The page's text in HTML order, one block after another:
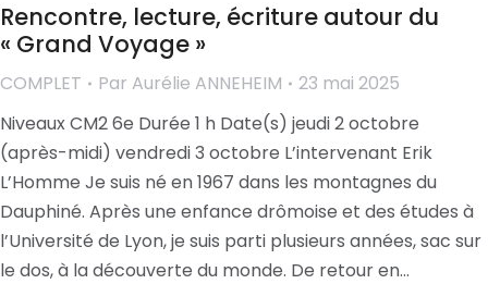
Rencontre, lecture, écriture autour du
« Grand Voyage »
COMPLET Par Aurélie ANNEHEIM
23 mai 2025
Niveaux CM2 6e Durée 1 h Date(s) jeudi 2 octobre
(après-midi) vendredi 3 octobre L’intervenant Erik
L’Homme Je suis né en 1967 dans les montagnes du
Dauphiné. Après une enfance drômoise et des études à
l’Université de Lyon, je suis parti plusieurs années, sac sur
le dos, à la découverte du monde. De retour en…